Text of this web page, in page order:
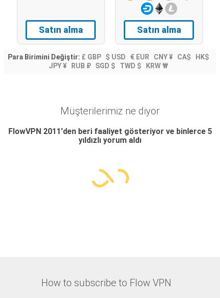
Satın alma Satın alma
Para Birimini Değiştir: £ GBP $ USD € EUR CNY ¥ CA$
HK$
JPY ¥
RUB ₽ SGD $ TWD $ KRW ₩
Müşterilerimiz ne diyor
FlowVPN 2011'den beri faaliyet gösteriyor ve binlerce 5
yıldızlı yorum aldı
How to subscribe to Flow VPN